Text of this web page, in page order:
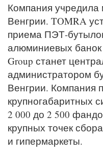
Компания учредила
Венгрии. TOMRA
приема ПЭТ-
алюминиевых
Group станет
администратором
Венгрии. Компания
крупногабаритных
2 000 до 2 500
крупных точек
и гипермаркеты.